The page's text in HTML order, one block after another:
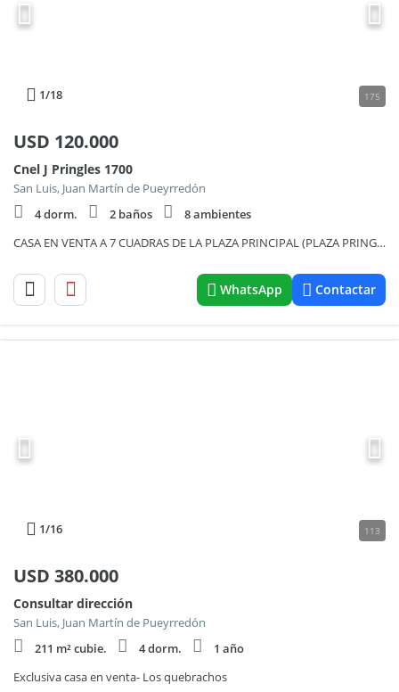
1/18 175
USD 120.000
Cnel J Pringles 1700
San Luis, Juan Martín de Pueyrredón
4 dorm.
2 baños
8 ambientes
CASA EN VENTA A 7 CUADRAS DE LA PLAZA PRINCIPAL (PLAZA PRINGLES)
WhatsApp Contactar
1/16 113
USD 380.000
Consultar dirección
San Luis, Juan Martín de Pueyrredón
211 m² cubie.
4 dorm.
1 año
Exclusiva casa en venta- Los quebrachos